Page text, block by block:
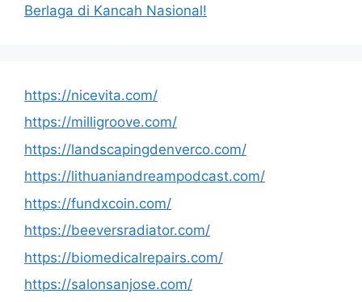
Berlaga di Kancah Nasional!
https://nicevita.com/
https://milligroove.com/
https://landscapingdenverco.com/
https://lithuaniandreampodcast.com/
https://fundxcoin.com/
https://beeversradiator.com/
https://biomedicalrepairs.com/
https://salonsanjose.com/